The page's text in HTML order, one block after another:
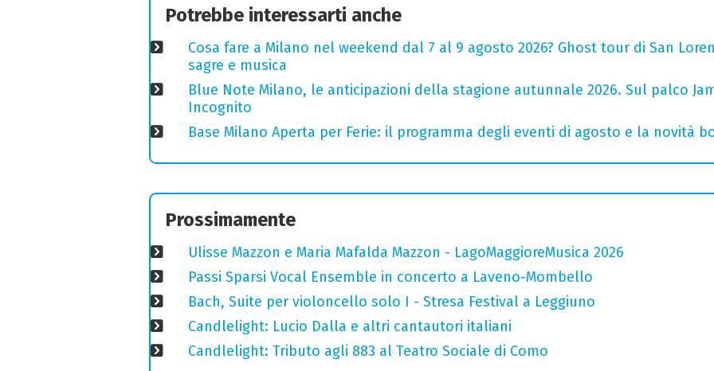
Potrebbe interessarti anche
Cosa fare a Milano nel weekend dal 7 al 9 agosto 2026? Ghost tour di San
sagre e musica
Blue Note Milano, le anticipazioni della stagione autunnale 2026. Sul palco
Incognito
Base Milano Aperta per Ferie: il programma degli eventi di agosto e la novità
Prossimamente
Ulisse Mazzon e Maria Mafalda Mazzon - LagoMaggioreMusica 2026
Passi Sparsi Vocal Ensemble in concerto a Laveno-Mombello
Bach, Suite per violoncello solo I - Stresa Festival a Leggiuno
Candlelight: Lucio Dalla e altri cantautori italiani
Candlelight: Tributo agli 883 al Teatro Sociale di Como